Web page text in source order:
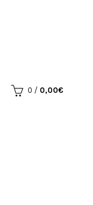
0 / 0,00€